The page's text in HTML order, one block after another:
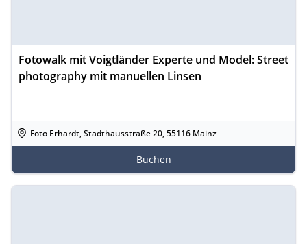
Fotowalk mit Voigtländer Experte und Model: Street
photography mit manuellen Linsen
Foto Erhardt, Stadthausstraße 20, 55116 Mainz
Buchen